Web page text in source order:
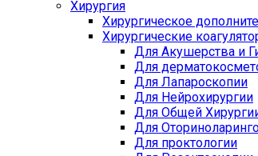
Хирургия
Хирургическое
Хирургические
Для Акушерства и
Для
Для Лапароскопии
Для Нейрохирургии
Для Общей
Для
Для проктологии